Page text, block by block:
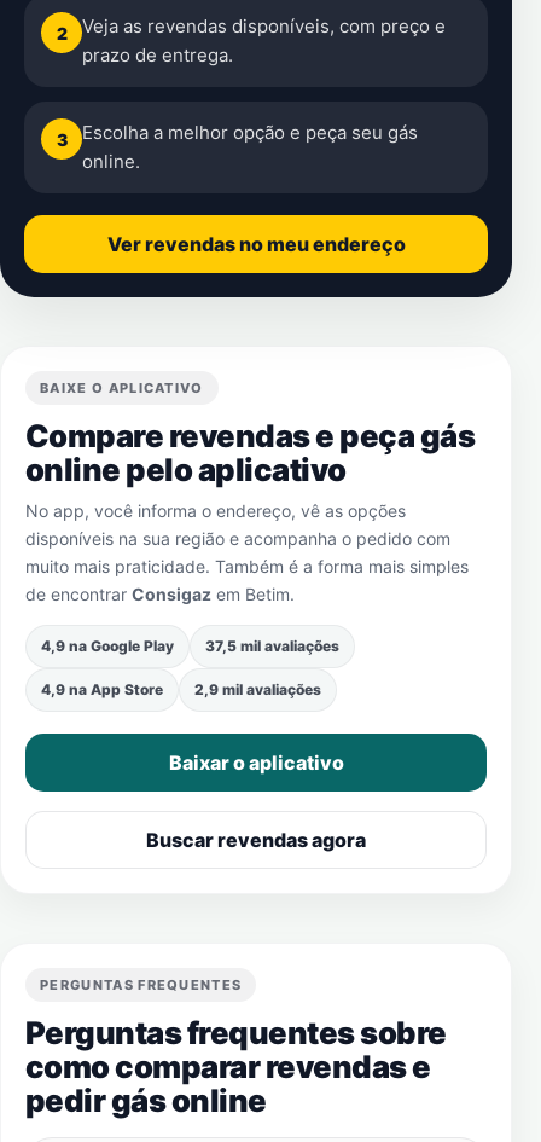
2
Veja as revendas disponíveis, com preço e
prazo de entrega.
3
Escolha a melhor opção e peça seu gás
online.
Ver revendas no meu endereço
BAIXE O APLICATIVO
Compare revendas e peça gás
online pelo aplicativo
No app, você informa o endereço, vê as opções
disponíveis na sua região e acompanha o pedido com
muito mais praticidade. Também é a forma mais simples
de encontrar Consigaz em Betim.
4,9 na Google Play 37,5 mil avaliações
4,9 na App Store 2,9 mil avaliações
Baixar o aplicativo
Buscar revendas agora
PERGUNTAS FREQUENTES
Perguntas frequentes sobre
como comparar revendas e
pedir gás online